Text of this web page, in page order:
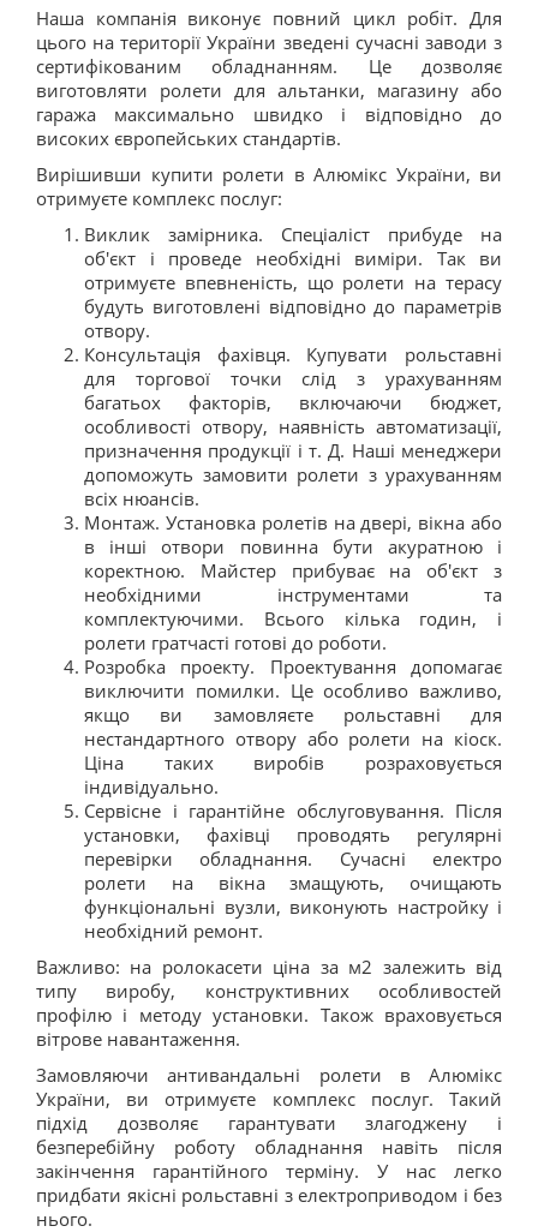
Наша компанія виконує повний цикл робіт. Для
цього на території України зведені сучасні заводи з
сертифікованим обладнанням. Це дозволяє
виготовляти ролети для альтанки, магазину або
гаража максимально швидко і відповідно до
високих європейських стандартів.
Вирішивши купити ролети в Алюмікс України, ви
отримуєте комплекс послуг:
Виклик замірника. Спеціаліст прибуде на
об'єкт і проведе необхідні виміри. Так ви
отримуєте впевненість, що ролети на терасу
будуть виготовлені відповідно до параметрів
отвору.
Консультація фахівця. Купувати рольставні
для торгової точки слід з урахуванням
багатьох факторів, включаючи бюджет,
особливості отвору, наявність автоматизації,
призначення продукції і т. Д. Наші менеджери
допоможуть замовити ролети з урахуванням
всіх нюансів.
Монтаж. Установка ролетів на двері, вікна або
в інші отвори повинна бути акуратною і
коректною. Майстер прибуває на об'єкт з
необхідними інструментами та
комплектуючими. Всього кілька годин, і
ролети гратчасті готові до роботи.
Розробка проекту. Проектування допомагає
виключити помилки. Це особливо важливо,
якщо ви замовляєте рольставні для
нестандартного отвору або ролети на кіоск.
Ціна таких виробів розраховується
індивідуально.
Сервісне і гарантійне обслуговування. Після
установки, фахівці проводять регулярні
перевірки обладнання. Сучасні електро
ролети на вікна змащують, очищають
функціональні вузли, виконують настройку і
необхідний ремонт.
Важливо: на ролокасети ціна за м2 залежить від
типу виробу, конструктивних особливостей
профілю і методу установки. Також враховується
вітрове навантаження.
Замовляючи антивандальні ролети в Алюмікс
України, ви отримуєте комплекс послуг. Такий
підхід дозволяє гарантувати злагоджену і
безперебійну роботу обладнання навіть після
закінчення гарантійного терміну. У нас легко
придбати якісні рольставні з електроприводом і без
нього.